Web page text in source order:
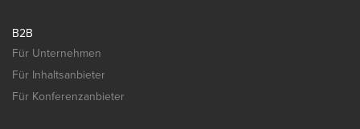
B2B
Für Unternehmen
Für Inhaltsanbieter
Für Konferenzanbieter